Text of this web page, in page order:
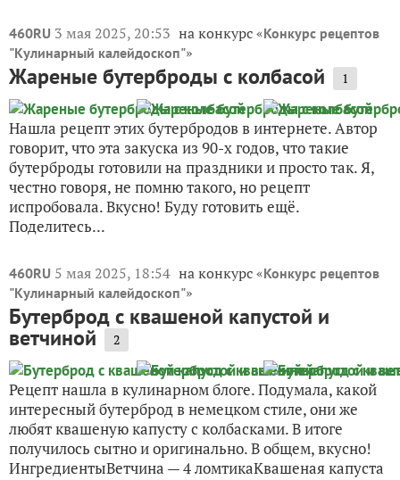
460RU 3 мая 2025, 20:53 на конкурс «Конкурс рецептов
"Кулинарный калейдоскоп"»
Жареные бутерброды с колбасой 1
Нашла рецепт этих бутербродов в интернете. Автор
говорит, что эта закуска из 90-х годов, что такие
бутерброды готовили на праздники и просто так. Я,
честно говоря, не помню такого, но рецепт
испробовала. Вкусно! Буду готовить ещё.
Поделитесь...
460RU 5 мая 2025, 18:54 на конкурс «Конкурс рецептов
"Кулинарный калейдоскоп"»
Бутерброд с квашеной капустой и
ветчиной 2
Рецепт нашла в кулинарном блоге. Подумала, какой
интересный бутерброд в немецком стиле, они же
любят квашеную капусту с колбасками. В итоге
получилось сытно и оригинально. В общем, вкусно!
ИнгредиентыВетчина — 4 ломтикаКвашеная капуста